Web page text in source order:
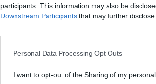
participants. This information may also be
Downstream Participants that may further
Personal Data Processing Opt Outs
I want to opt-out of the Sharing of my personal